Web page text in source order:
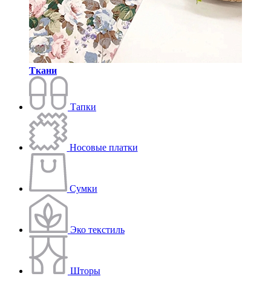
Ткани
Тапки
Носовые платки
Сумки
Эко текстиль
Шторы